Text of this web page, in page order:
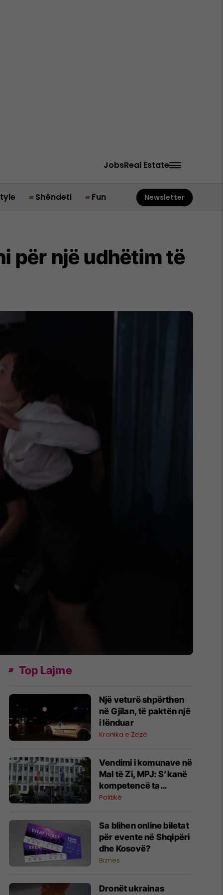
JobsReal Estate
Shëndeti Fun Newsletter
për një udhëtim të
Top Lajme
Një veturë shpërthen
në Gjilan, të paktën një
i lënduar
Kronika e Zezë
Vendimi i komunave në
Mal të Zi, MPJ: S’kanë
kompetencë ta
ç’njohin Kosovën
Politikë
Sa blihen online biletat
për evente në Shqipëri
dhe Kosovë?
Biznes
Dronët ukrainas